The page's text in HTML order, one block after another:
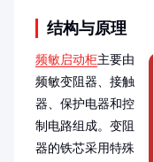
结构与原理
频敏启动柜主要由
频敏变阻器、接触
器、保护电器和控
制电路组成。变阻
器的铁芯采用特殊